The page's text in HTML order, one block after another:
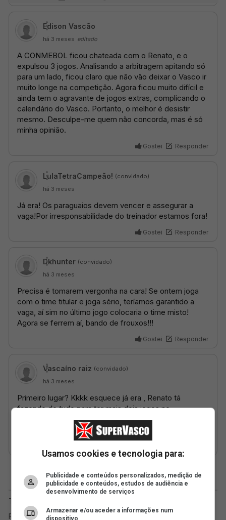
Usamos cookies e tecnologia para:
Publicidade e conteúdos personalizados, medição de
publicidade e conteúdos, estudos de audiência e
desenvolvimento de serviços
Armazenar e/ou aceder a informações num
dispositivo